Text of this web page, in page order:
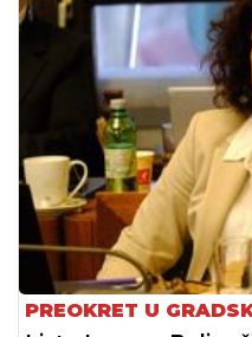
PREOKRET U